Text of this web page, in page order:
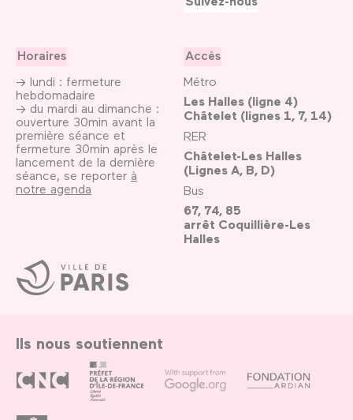
Ville
de
Paris
Horaires
→ lundi : fermeture
hebdomadaire
→ du mardi au dimanche :
ouverture 30min avant la
première séance et
fermeture 30min après le
lancement de la dernière
séance, se reporter à
notre agenda
Accès
Métro
Les Halles (ligne 4)
Châtelet (lignes 1, 7, 14)
RER
Châtelet-Les Halles
(Lignes A, B, D)
Bus
67, 74, 85
arrêt Coquillière-Les
Halles
Ils nous soutiennent